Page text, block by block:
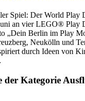
Spiel: Der World Play
an vier LEGO® Play
„Dein Berlin im Play
Neukölln und
durch Ideen von
der Kategorie